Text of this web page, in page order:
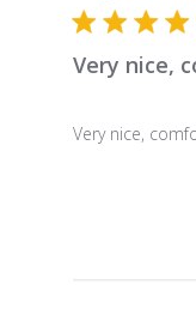
Very nice,
Very nice,